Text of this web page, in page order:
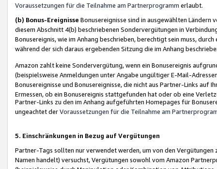
Voraussetzungen für die Teilnahme am Partnerprogramm erlaubt.
(b) Bonus-Ereignisse Bonusereignisse sind in ausgewählten Ländern
diesem Abschnitt 4(b) beschriebenen Sondervergütungen in
Bonusereignis, wie im Anhang beschrieben, berechtigt sein muss,
während der sich daraus ergebenden Sitzung die im Anhang
Amazon zahlt keine Sondervergütung, wenn ein Bonusereignis
(beispielsweise Anmeldungen unter Angabe ungültiger E-Mail-
Bonusereignisse und Bonusereignisse, die nicht aus Partner-Links auf
Ermessen, ob ein Bonusereignis stattgefunden hat oder ob eine
Partner-Links zu den im Anhang aufgeführten Homepages für
ungeachtet derVoraussetzungen für die Teilnahme am
5. Einschränkungen in Bezug auf Vergütungen
Partner-Tags sollten nur verwendet werden, um von den
Namen handelt) versuchst, Vergütungen sowohl vom Amazon